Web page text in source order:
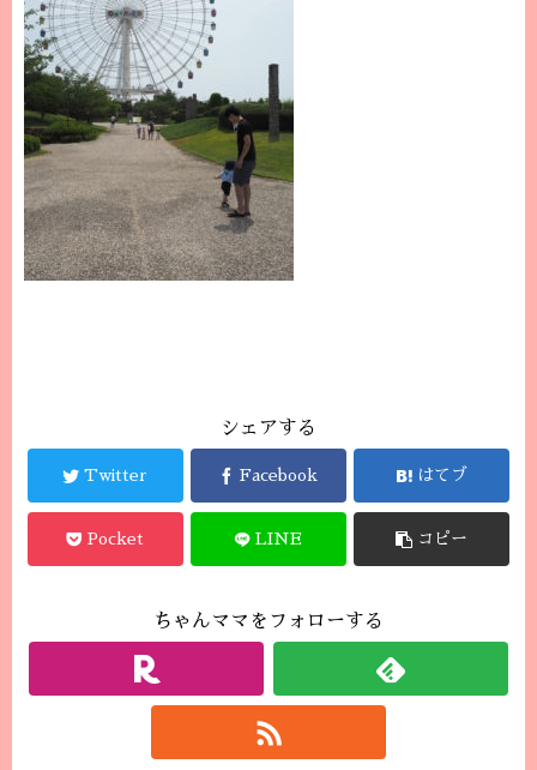
シェアする
Twitter Facebook はてブ
Pocket LINE コピー
ちゃんママをフォローする